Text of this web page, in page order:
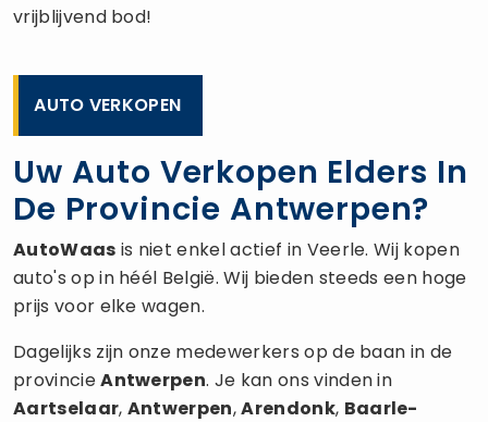
vrijblijvend bod!
AUTO VERKOPEN
Uw Auto Verkopen Elders In
De Provincie Antwerpen?
AutoWaas is niet enkel actief in Veerle. Wij kopen
auto's op in héél België. Wij bieden steeds een hoge
prijs voor elke wagen.
Dagelijks zijn onze medewerkers op de baan in de
provincieAntwerpen. Je kan ons vinden in
Aartselaar, Antwerpen,Arendonk, Baarle-